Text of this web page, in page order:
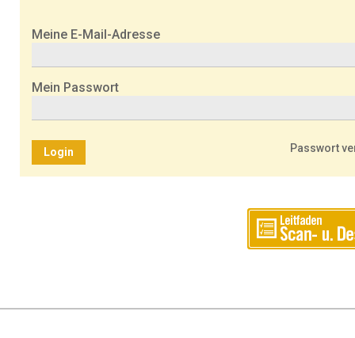
Meine E-Mail-Adresse
Mein Passwort
Passwort